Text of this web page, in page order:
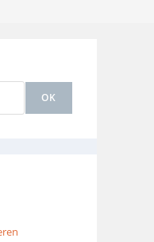
OK